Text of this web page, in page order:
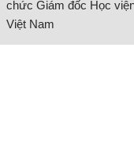
chức Giám đốc Học
Việt Nam